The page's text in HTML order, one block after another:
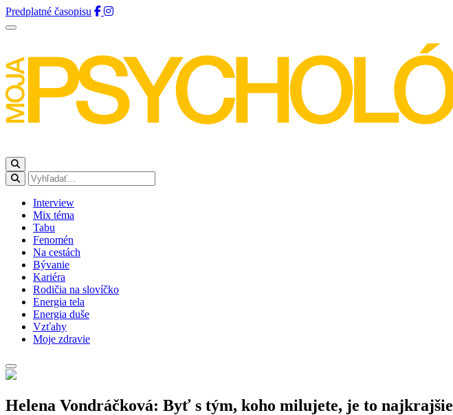
Predplatné časopisu
Interview
Mix téma
Tabu
Fenomén
Na cestách
Bývanie
Kariéra
Rodičia na slovíčko
Energia tela
Energia duše
Vzťahy
Moje zdravie
Helena Vondráčková: Byť s tým, koho milujete, je to najkrajšie